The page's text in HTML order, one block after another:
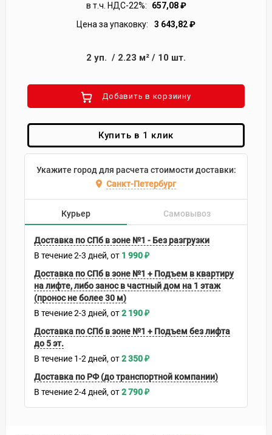
в т.ч. НДС-22%:
657,08₽
Цена за упаковку:
3 643,82₽
2 уп. / 2.23 м² / 10 шт.
Добавить в корзиину
Купить в 1 клик
Укажите город для расчета стоимости доставки:
Санкт-Петербург
Курьер Самовывоз
Доставка по СПб в зоне №1 - Без разгрузки
В течение2-3 дней 1 990₽
Доставка по СПб в зоне №1 + Подъем в квартиру
на лифте, либо занос в частный дом на 1 этаж
(пронос не более 30 м)
В течение2-3 дней 2 190₽
Доставка по СПб в зоне №1 + Подъем без лифта
до 5 эт.
В течение 1-2 дней 2 350₽
Доставка по РФ (до транспортной компании)
В течение2-4 дней 2 790₽